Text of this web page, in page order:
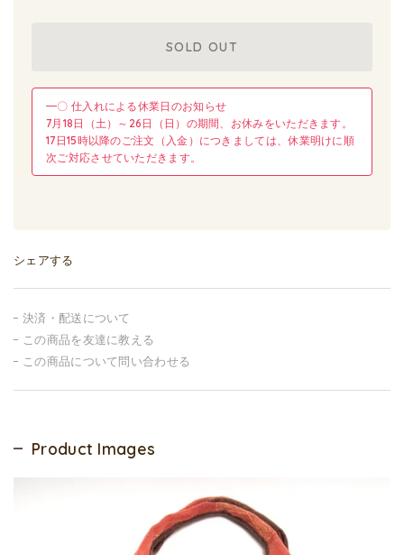
SOLD OUT
━〇 仕入れによる休業日のお知らせ
7月18日（土）～26日（日）の期間、お休みをいただきます。
17日15時以降のご注文（入金）につきましては、休業明けに順
次ご対応させていただきます。
シェアする
決済・配送について
この商品を友達に教える
この商品について問い合わせる
Product Images